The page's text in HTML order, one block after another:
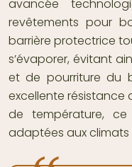
avancée
revêtements pour
barrière protectrice
s’évaporer, évitant
et de pourriture du
excellente résistance
de température,
adaptées aux